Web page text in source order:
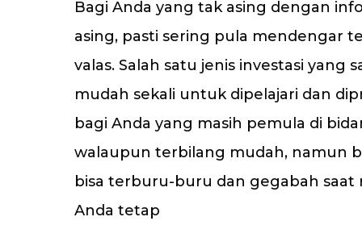
Bagi Anda yang tak asing dengan
asing, pasti sering pula mendengar
valas. Salah satu jenis investasi yang
mudah sekali untuk dipelajari dan
bagi Anda yang masih pemula di
walaupun terbilang mudah, namun
bisa terburu-buru dan gegabah saat
Anda tetap